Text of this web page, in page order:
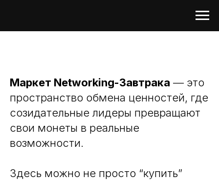
Маркет Networking-Завтрака — это
пространство обмена ценностей, где
созидательные лидеры превращают
свои монеты в реальные
возможности.
Здесь можно не просто “купить”